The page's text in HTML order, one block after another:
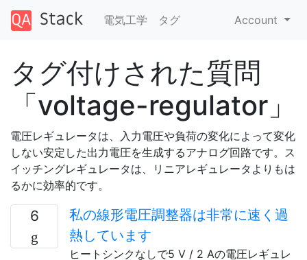
電気工学 タグ Account
タグ付けされた質問
「voltage-regulator」
電圧レギュレータは、入力電圧や負荷の変化によって変化
しない安定した出力電圧を生成するアナログ回路です。ス
イッチングレギュレータは、リニアレギュレータよりもは
るかに効率的です。
6
私の線形電圧調整器は非常に速く過
熱しています
ヒートシンクなしで5 V / 2 Aの電圧レギュレ